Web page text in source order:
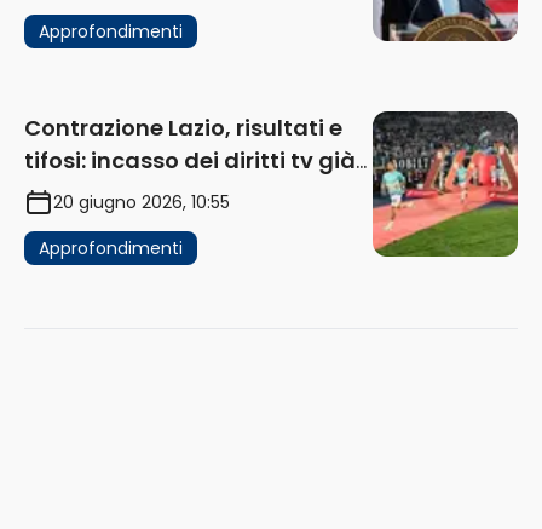
Approfondimenti
Contrazione Lazio, risultati e
tifosi: incasso dei diritti tv già
in flessione
20 giugno 2026, 10:55
Approfondimenti